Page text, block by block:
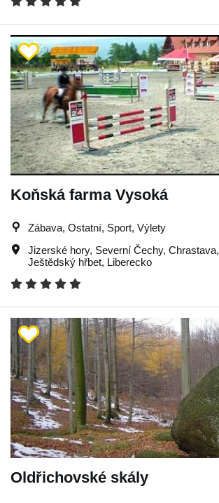
Koňská farma Vysoká
Zábava, Ostatní, Sport, Výlety
Jizerské hory, Severní Čechy, Chrastava,
Ještědský hřbet, Liberecko
Oldřichovské skály